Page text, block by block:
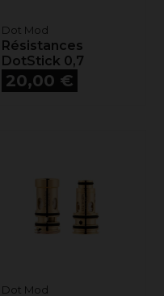
Dot Mod
Résistances
DotStick 0,7
Prix
20,00 €
Dot Mod